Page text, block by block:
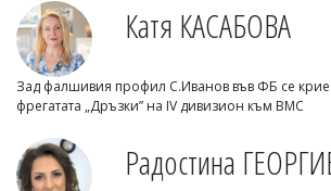
Катя КАСАБОВА
Зад фалшивия профил С.Иванов във ФБ се
фрегатата „Дръзки” на IV дивизион към ВМС
Радостина